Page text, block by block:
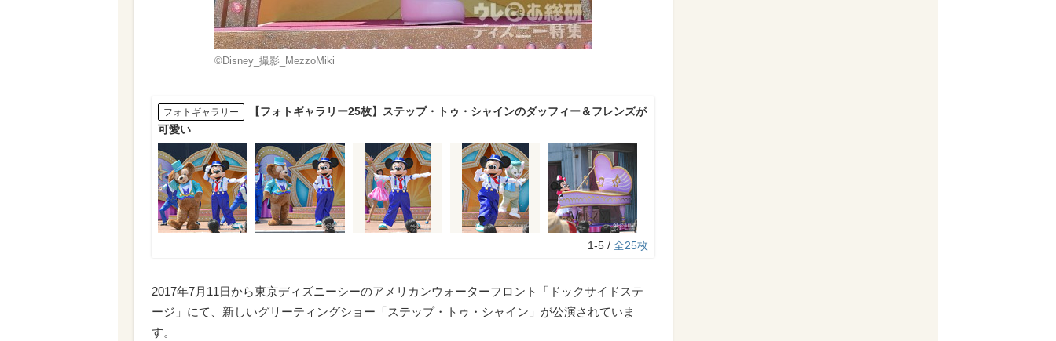
©Disney_撮影_MezzoMiki
フォトギャラリー
【フォトギャラリー25枚】ステップ・トゥ・シャインのダッフィー＆フレンズが
可愛い
1-5 / 全25枚
2017年7月11日から東京ディズニーシーのアメリカンウォーターフロント「ドックサイドステ
ージ」にて、新しいグリーティングショー「ステップ・トゥ・シャイン」が公演されていま
す。